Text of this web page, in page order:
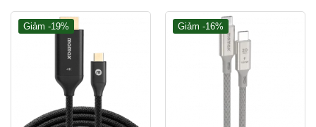
YOOBAO · TRONSMART · TRUSMI
CHI NHÁNH
Chi nhánh TP.HCM
284–286 Bình Lợi, P. Bình Lợi Trung, TP.HCM
Showroom
Giảm -19% Giảm -16%